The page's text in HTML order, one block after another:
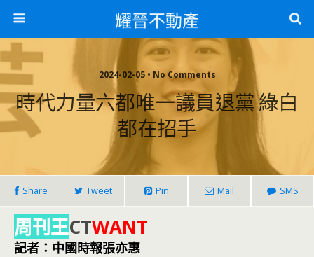
耀晉不動產
2024-02-05 • No Comments
時代力量六都唯一議員退黨 綠白
都在招手
Share Tweet Pin Mail SMS
周刊王CTWANT
記者：中國時報張亦惠